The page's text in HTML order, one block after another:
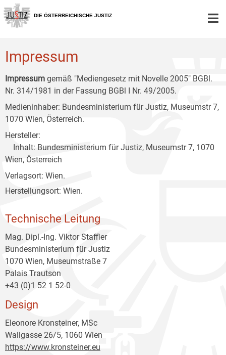
Zur
Hauptnavigation
[1]
Zum
Inhalt
[2]
Zum
Untermenü
[3]
DIE ÖSTERREICHISCHE JUSTIZ
Impressum
Impressum gemäß "Mediengesetz mit Novelle 2005" BGBl.
Nr. 314/1981 in der Fassung BGBl I Nr. 49/2005.
Medieninhaber: Bundesministerium für Justiz, Museumstr 7,
1070 Wien, Österreich.
Hersteller:
Inhalt: Bundesministerium für Justiz, Museumstr 7, 1070
Wien, Österreich
Verlagsort: Wien.
Herstellungsort: Wien.
Technische Leitung
Mag. Dipl.-Ing. Viktor Staffler
Bundesministerium für Justiz
1070 Wien, Museumstraße 7
Palais Trautson
+43 (0)1 52 1 52-0
Design
Eleonore Kronsteiner, MSc
Wallgasse 26/5, 1060 Wien
https://www.kronsteiner.eu